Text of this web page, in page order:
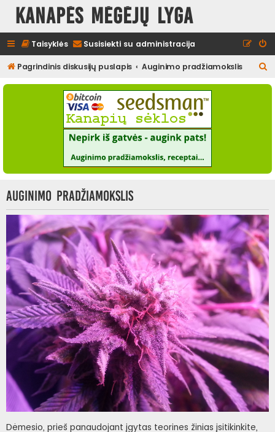
Kanapės mėgėjų lyga
Taisyklės Susisiekti su administracija
Pagrindinis diskusijų puslapis Auginimo pradžiamokslis
e
Auginimo pradžiamokslis
Dėmesio, prieš panaudojant įgytas teorines žinias įsitikinkite,